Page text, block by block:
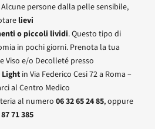
Alcune persone dalla pelle sensibile,
lievi
o piccoli lividi. Questo tipo di
in pochi giorni. Prenota la tua
Viso e/o Decolleté presso
in Via Federico Cesi 72 a Roma –
al Centro Medico
al numero 06 32 65 24 85, oppure
71 385